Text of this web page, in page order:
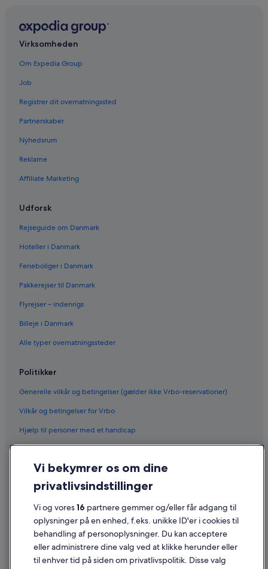
Virksomheden
Om Expedia Group
Job
Registrer dit overnatningssted
Partnerskaber
Nyhedsrum
Reklame
Affiliate Marketing
Udforsk
Rejseguide om Danmark
Hoteller i Danmark
Ferieboliger i Danmark
Pakkerejser til Danmark
Flyrejser – indenrigs
Billeje i Danmark
Alle typer overnatningssteder
Politikker
Generelle vilkår og betingelser (gælder ikke Vrbo-reservationer)
Vilkår og betingelser for Vrbo
Hjælp til personer med et handicap
Cookies
Generelle vilkår for brug
Juridiske oplysninger/Kontakt os
Retningslinjer for indhold og indberetning af indhold
Hjælp
Vi bekymrer os om dine
privatlivsindstillinger
Vi og vores16 partnere gemmer og/eller får adgang til
oplysninger på en enhed, f.eks. unikke ID'er i cookies til
behandling af personoplysninger. Du kan acceptere
eller administrere dine valg ved at klikke herunder eller
til enhver tid på siden om privatlivspolitik. Disse valg